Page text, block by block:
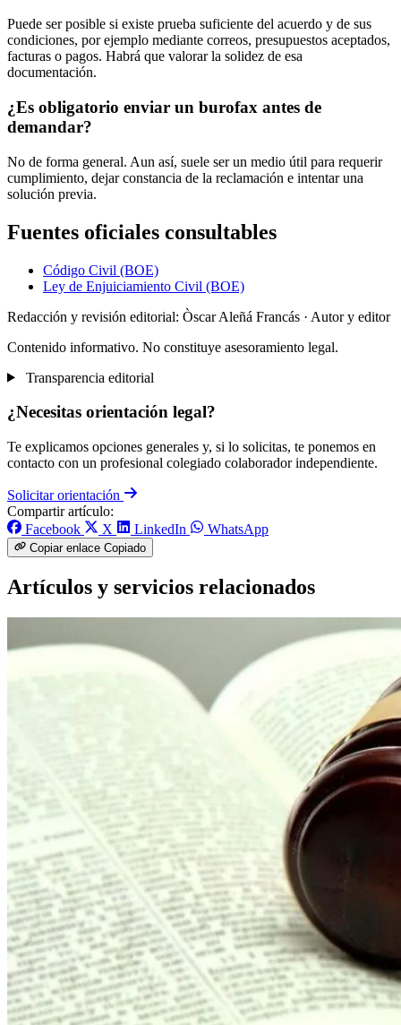
Puede ser posible si existe prueba suficiente del acuerdo y de sus
condiciones, por ejemplo mediante correos, presupuestos aceptados,
facturas o pagos. Habrá que valorar la solidez de esa
documentación.
¿Es obligatorio enviar un burofax antes de
demandar?
No de forma general. Aun así, suele ser un medio útil para requerir
cumplimiento, dejar constancia de la reclamación e intentar una
solución previa.
Fuentes oficiales consultables
Código Civil (BOE)
Ley de Enjuiciamiento Civil (BOE)
Redacción y revisión editorial: Òscar Aleñá Francás · Autor y editor
Contenido informativo. No constituye asesoramiento legal.
Transparencia editorial
¿Necesitas orientación legal?
Te explicamos opciones generales y, si lo solicitas, te ponemos en
contacto con un profesional colegiado colaborador independiente.
Solicitar orientación
Compartir artículo:
Facebook
X LinkedIn WhatsApp
Copiar enlace Copiado
Artículos y servicios relacionados